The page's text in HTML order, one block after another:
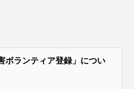
ボランティア登録」につい